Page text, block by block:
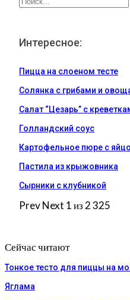
Интересное:
Пицца на слоеном тесте
Солянка с грибами и
Салат “Цезарь” с
Голландский соус
Картофельное пюре с
Пастила из крыжовника
Сырники с клубникой
PrevNext 1 из 2 325
Сейчас читают
Тонкое тесто для пиццы на
Яглама